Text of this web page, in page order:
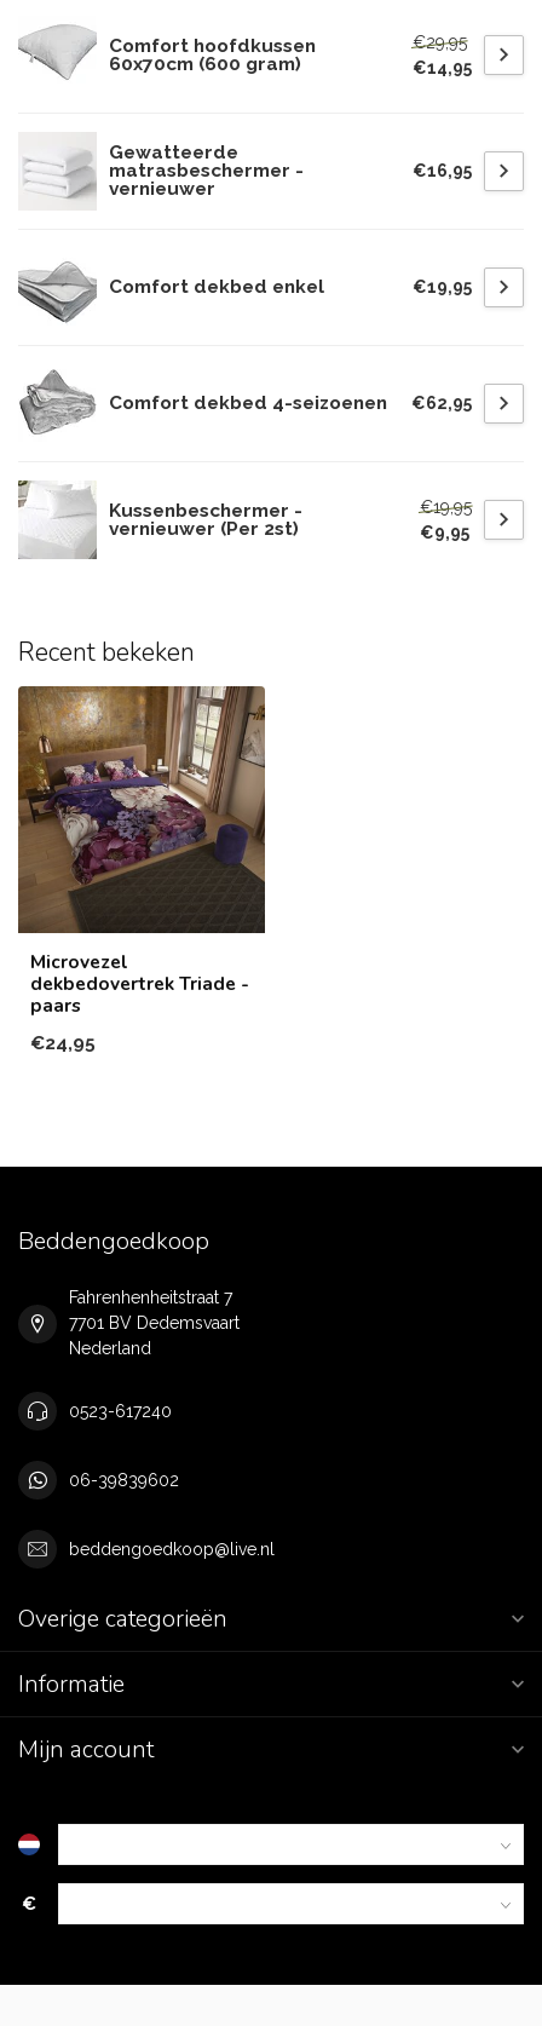
Comfort hoofdkussen
60x70cm (600 gram)
€29,95
€14,95
Gewatteerde
matrasbeschermer -
vernieuwer
€16,95
Comfort dekbed enkel €19,95
Comfort dekbed 4-seizoenen €62,95
Kussenbeschermer -
vernieuwer (Per 2st)
€19,95
€9,95
Recent bekeken
Microvezel
dekbedovertrek Triade -
paars
€24,95
Beddengoedkoop
Fahrenhenheitstraat 7
7701 BV Dedemsvaart
Nederland
0523-617240
06-39839602
beddengoedkoop@live.nl
Overige categorieën
Informatie
Mijn account
€